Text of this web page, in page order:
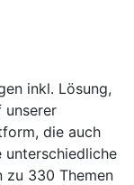
inkl. Lösung,
unserer
die auch
unterschiedliche
zu 330 Themen